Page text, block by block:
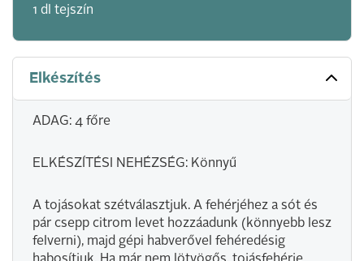
1 dl tejszín
Elkészítés
ADAG: 4 főre
ELKÉSZÍTÉSI NEHÉZSÉG: Könnyű
A tojásokat szétválasztjuk. A fehérjéhez a sót és
pár csepp citrom levet hozzáadunk (könnyebb lesz
felverni), majd gépi habverővel fehéredésig